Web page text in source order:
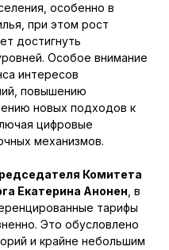
особенно в
при этом рост
достигнуть
Особое внимание
интересов
повышению
новых подходов к
цифровые
механизмов.
Комитета
Екатерина Анонен , в
тарифы
Это обусловлено
и крайне небольшим